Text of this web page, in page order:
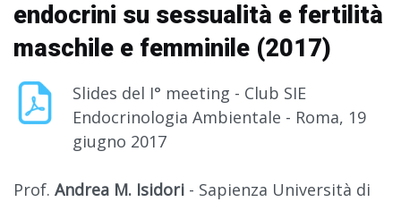
endocrini su sessualità e fertilità
maschile e femminile (2017)
Slides del I° meeting - Club SIE
Endocrinologia Ambientale - Roma, 19
giugno 2017
Prof. Andrea M. Isidori - Sapienza Università di